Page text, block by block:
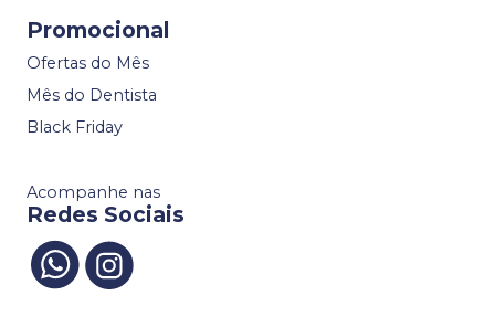
Promocional
Ofertas do Mês
Mês do Dentista
Black Friday
Acompanhe nas
Redes Sociais